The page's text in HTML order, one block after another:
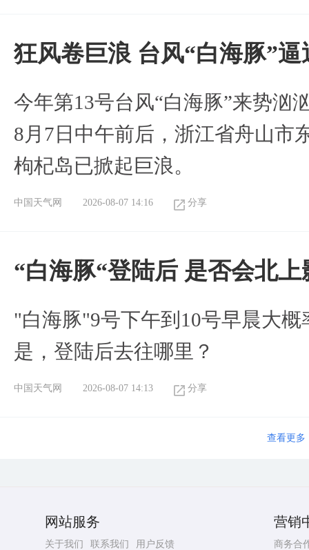
狂风卷巨浪 台风“白海豚”
今年第13号台风“白海豚”来势汹
8月7日中午前后，浙江省舟山市
枸杞岛已掀起巨浪。
中国天气网 2026-08-07 14:16 分享
“白海豚“登陆后 是否会北
"白海豚"9号下午到10号早晨大
是，登陆后去往哪里？
中国天气网 2026-08-07 14:13 分享
查看更多
网站服务
关于我们 联系我们
用户反馈
营销
商务合